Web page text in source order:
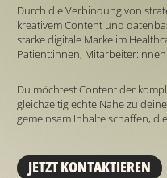
Durch die Verbindung von
kreativem Content und
starke digitale Marke im
Patient:innen,
Du möchtest Content der
gleichzeitig echte Nähe zu
gemeinsam Inhalte schaffen,
JETZT KONTAKTIEREN